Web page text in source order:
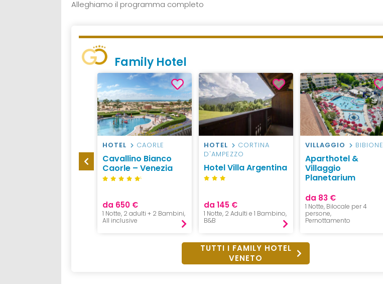
Alleghiamo il programma completo
Family Hotel
HOTEL CAORLE
Cavallino Bianco
Caorle – Venezia
L
da 650 €
1 Notte, 2 adulti + 2 Bambini,
All inclusive
HOTEL
CORTINA
D'AMPEZZO
Hotel Villa Argentina
da 145 €
1 Notte, 2 Adulti e 1 Bambino,
B&B
VILLAGGIO BIBIONE
Aparthotel &
Villaggio
Planetarium
da 83 €
1 Notte, Bilocale per 4
persone,
Pernottamento
TUTTI I FAMILY HOTEL
VENETO